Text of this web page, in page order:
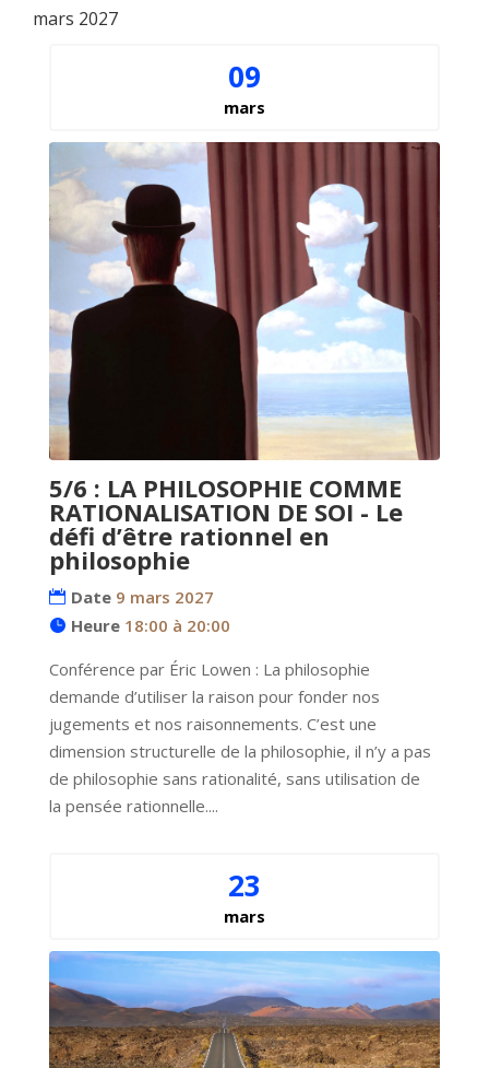
mars 2027
09
mars
5/6 : LA PHILOSOPHIE COMME
RATIONALISATION DE SOI - Le
défi d’être rationnel en
philosophie
Date 9 mars 2027
Heure 18:00 à 20:00
Conférence par Éric Lowen : La philosophie
demande d’utiliser la raison pour fonder nos
jugements et nos raisonnements. C’est une
dimension structurelle de la philosophie, il n’y a pas
de philosophie sans rationalité, sans utilisation de
la pensée rationnelle....
23
mars